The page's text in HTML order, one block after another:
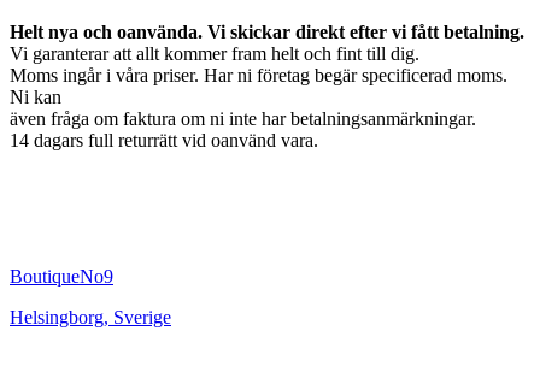
Helt nya och oanvända. Vi skickar direkt efter vi fått betalning.
Vi garanterar att allt kommer fram helt och fint till dig.
Moms ingår i våra priser. Har ni företag begär specificerad moms.
Ni kan
även fråga om faktura om ni inte har betalningsanmärkningar.
14 dagars full returrätt vid oanvänd vara.
BoutiqueNo9
Helsingborg, Sverige